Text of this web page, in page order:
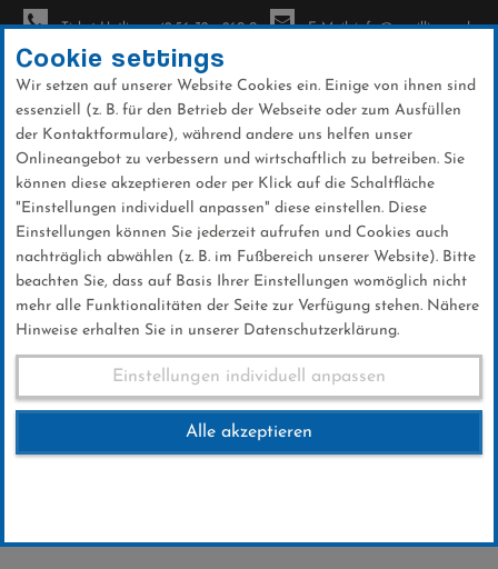
Direkt
zum
Inhalt
Ticket-Hotline: +49 56 32 - 960-0 E-Mail: info@sc-willingen.de
News
Club-News 20.10.2016
20 .Oktober 2016
Cookie settings
Wir setzen auf unserer Website Cookies ein. Einige von ihnen sind
essenziell (z. B. für den Betrieb der Webseite oder zum Ausfüllen
der Kontaktformulare), während andere uns helfen unser
Onlineangebot zu verbessern und wirtschaftlich zu betreiben. Sie
können diese akzeptieren oder per Klick auf die Schaltfläche
"Einstellungen individuell anpassen" diese einstellen. Diese
Einstellungen können Sie jederzeit aufrufen und Cookies auch
nachträglich abwählen (z. B. im Fußbereich unserer Website). Bitte
beachten Sie, dass auf Basis Ihrer Einstellungen womöglich nicht
mehr alle Funktionalitäten der Seite zur Verfügung stehen. Nähere
Hinweise erhalten Sie in unserer Datenschutzerklärung.
Einstellungen individuell anpassen
Alle akzeptieren